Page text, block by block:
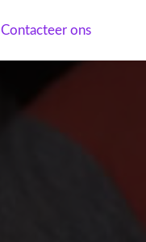
Contacteer ons